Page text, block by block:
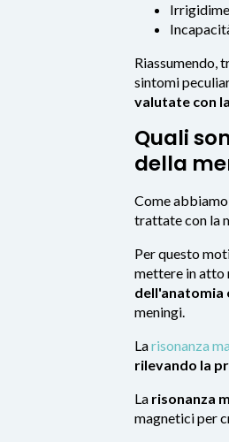
Riassumendo,
sintomi
valutate con
Quali
della
Come
trattate con la
Per questo
mettere in atto
dell'anatomia
meningi.
Larisonanza
rilevando la
La risonanza
magnetici per